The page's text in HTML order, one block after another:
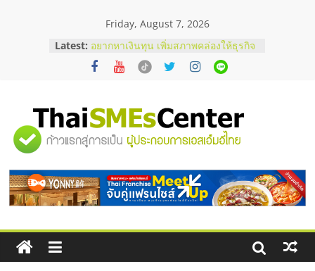
Friday, August 7, 2026
Latest: อยากหาเงินทุน เพิ่มสภาพคล่องให้ธุรกิจ
เริ่มยังไงให้ผ่านฉลุย
สัมมนาออนไลน์ โอกาสบริหารสถานี
ThaiFranchise Meet Up จับคู่แฟรน
ไชส์ ครั้งที่ 8
ร้านเครื่องเสียงคุณภาพสูง พร้อม
บริษัท Cybersecurity ในไทยที่ไหนดี?
วิธีเลือกผู้ให้บริการให้คุ้มค่าและตอบ
โจทย์ธุรกิจ
"ศูนย์
รวม
ข้อมูล
ธุรกิจ